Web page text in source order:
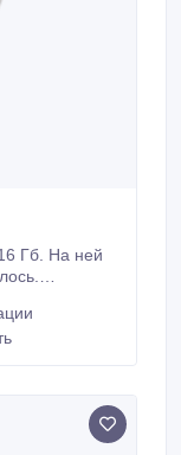
Гб. На ней